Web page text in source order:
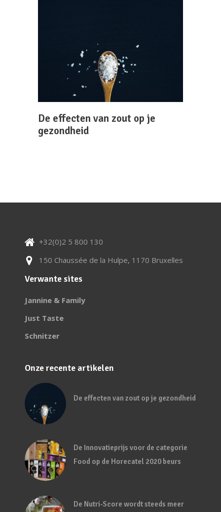
De effecten van zout op je
gezondheid
+32(0)2 5 800 130
150 Chaussée de la Hulpe, 1170 Bruxelles
Verwante sites
Jannine & Family
Just Taste
Schnitzer
Onze recente artikelen
De effecten van zout op je gezondheid
De Innovatieprijs voor de categorie
Food op de Horecatel 2020 beurs
De Nutri-Score wordt steeds meer